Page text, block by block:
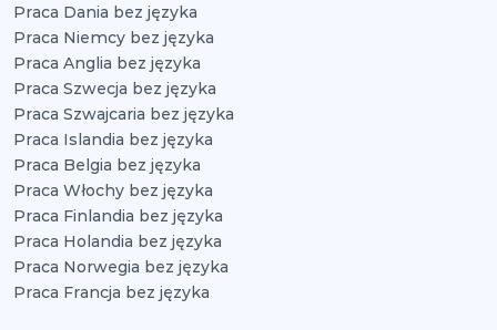
Praca Dania bez języka
Praca Niemcy bez języka
Praca Anglia bez języka
Praca Szwecja bez języka
Praca Szwajcaria bez języka
Praca Islandia bez języka
Praca Belgia bez języka
Praca Włochy bez języka
Praca Finlandia bez języka
Praca Holandia bez języka
Praca Norwegia bez języka
Praca Francja bez języka